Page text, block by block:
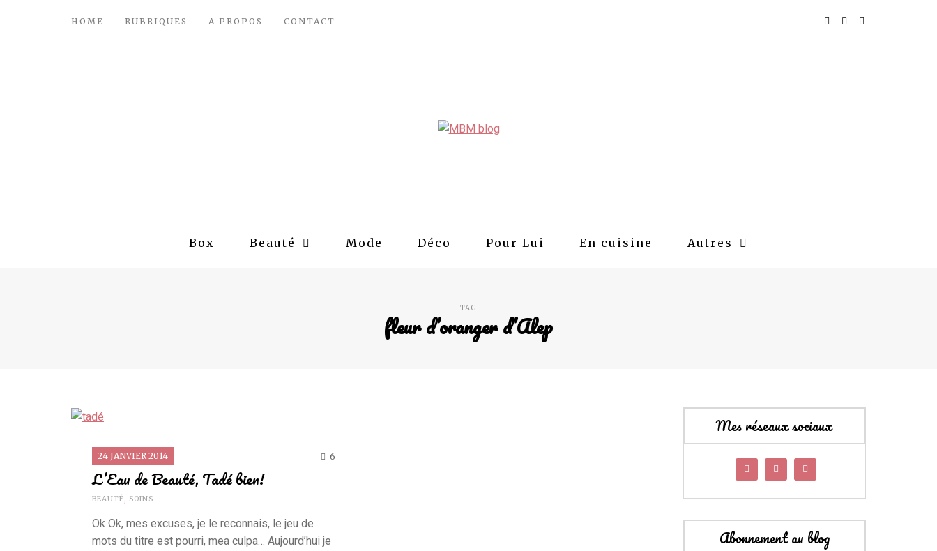
HOME RUBRIQUES A PROPOS CONTACT
Box Beauté Mode Déco Pour Lui En cuisine Autres
TAG
fleur d’oranger d’Alep
24 JANVIER 2014 6
L’Eau de Beauté, Tadé bien!
BEAUTÉ, SOINS
Ok Ok, mes excuses, je le reconnais, le jeu de
mots du titre est pourri, mea culpa… Aujourd’hui je
Mes réseaux sociaux
Abonnement au blog